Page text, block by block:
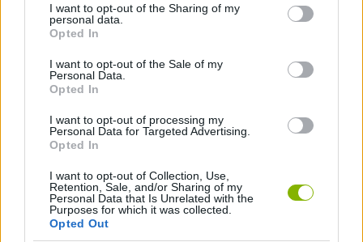
I want to opt-out of the Sharing of my
personal data.
Opted In
I want to opt-out of the Sale of my
Personal Data.
Opted In
I want to opt-out of processing my
Personal Data for Targeted Advertising.
Opted In
I want to opt-out of Collection, Use,
Retention, Sale, and/or Sharing of my
Personal Data that Is Unrelated with the
Purposes for which it was collected.
Opted Out
Etiquetas
JOGOS DE HABILIDADE
COLEÇÕES DE JOGOS
JOGOS EM 3D